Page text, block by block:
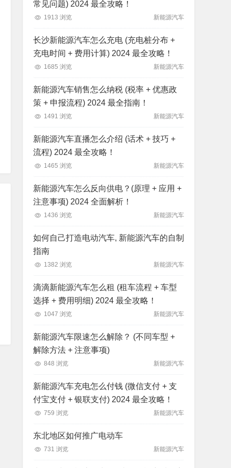
常见问题) 2024 最全攻略！
1913 浏览 新能源汽车
长沙新能源汽车怎么充电 (充电桩分布 +
充电时间 + 费用计算) 2024 最全攻略！
1685 浏览 新能源汽车
新能源汽车销售怎么纳税 (税率 + 优惠政
策 + 申报流程) 2024 最全指南！
1491 浏览 新能源汽车
新能源汽车直播怎么介绍 (话术 + 技巧 +
流程) 2024 最全攻略！
1465 浏览 新能源汽车
新能源汽车怎么反向供电？(原理 + 应用 +
注意事项) 2024 全面解析！
1436 浏览 新能源汽车
如何自己打造电动汽车, 新能源汽车的自制
指南
1382 浏览 新能源汽车
滴滴新能源汽车怎么租 (租车流程 + 车型
选择 + 费用明细) 2024 最全攻略！
1047 浏览 新能源汽车
新能源汽车限速怎么解除？ (不同车型 +
解除方法 + 注意事项)
848 浏览 新能源汽车
新能源汽车充电怎么付钱 (微信支付 + 支
付宝支付 + 银联支付) 2024 最全攻略！
759 浏览 新能源汽车
东北地区如何推广电动车
731 浏览 新能源汽车